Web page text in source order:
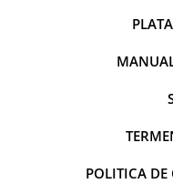
POLITICA